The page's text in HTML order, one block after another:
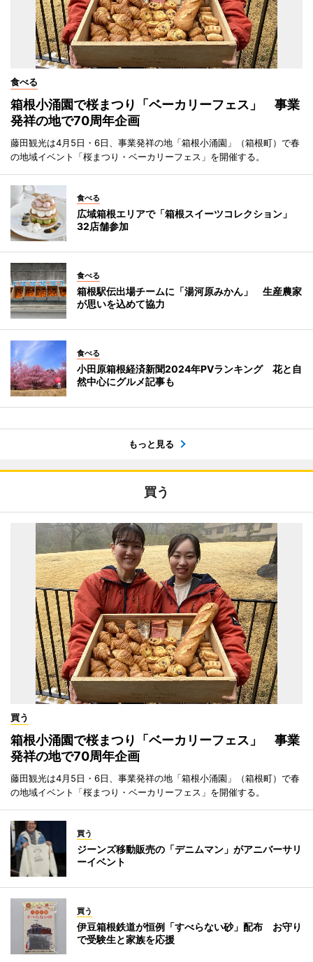
食べる
箱根小涌園で桜まつり「ベーカリーフェス」 事業
発祥の地で70周年企画
藤田観光は4月5日・6日、事業発祥の地「箱根小涌園」（箱根町）で春
の地域イベント「桜まつり・ベーカリーフェス」を開催する。
食べる
広域箱根エリアで「箱根スイーツコレクション」
32店舗参加
食べる
箱根駅伝出場チームに「湯河原みかん」 生産農家
が思いを込めて協力
食べる
小田原箱根経済新聞2024年PVランキング 花と自
然中心にグルメ記事も
もっと見る
買う
買う
箱根小涌園で桜まつり「ベーカリーフェス」 事業
発祥の地で70周年企画
藤田観光は4月5日・6日、事業発祥の地「箱根小涌園」（箱根町）で春
の地域イベント「桜まつり・ベーカリーフェス」を開催する。
買う
ジーンズ移動販売の「デニムマン」がアニバーサリ
ーイベント
買う
伊豆箱根鉄道が恒例「すべらない砂」配布 お守り
で受験生と家族を応援